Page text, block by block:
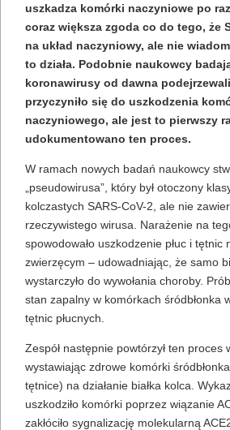
uszkadza komórki naczyniowe po
coraz większa zgoda co do tego, że
na układ naczyniowy, ale nie
to działa. Podobnie naukowcy
koronawirusy od dawna
przyczyniło się do uszkodzenia
naczyniowego, ale jest to pierwszy
udokumentowano ten proces.
W ramach nowych badań naukowcy
„pseudowirusa”, który był otoczony
kolczastych SARS-CoV-2, ale nie
rzeczywistego wirusa. Narażenie na
spowodowało uszkodzenie płuc i tętnic
zwierzęcym – udowadniając, że samo
wystarczyło do wywołania choroby.
stan zapalny w komórkach śródbłonka
tętnic płucnych.
Zespół następnie powtórzył ten proces
wystawiając zdrowe komórki
tętnice) na działanie białka kolca.
uszkodziło komórki poprzez wiązanie
zakłóciło sygnalizację molekularną